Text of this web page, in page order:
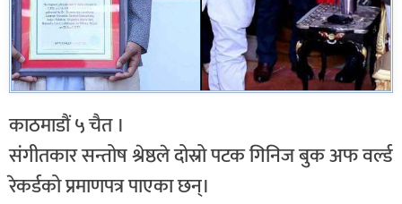
काठमाडौं ५ चैत ।
संगीतकार सन्तोष श्रेष्ठले दोस्रो पटक गिनिज बुक अफ वर्ल्ड
रेकर्डको प्रमाणपत्र पाएका छन्।